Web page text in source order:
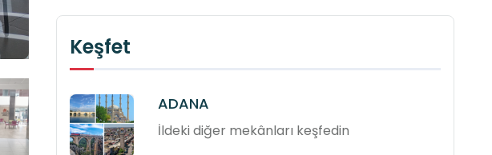
Keşfet
ADANA
İldeki diğer mekânları keşfedin